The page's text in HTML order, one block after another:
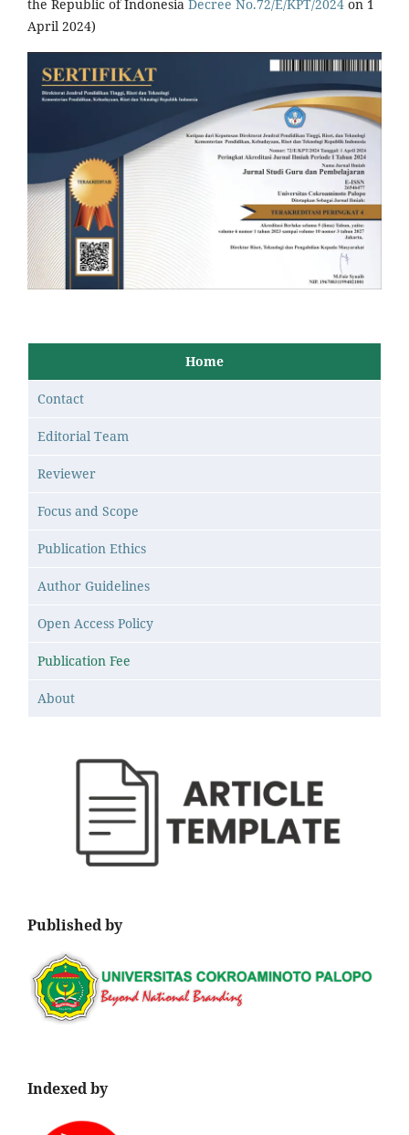
the Republic of Indonesia Decree No.72/E/KPT/2024 on 1
April 2024)
Home
Contact
Editorial Team
Reviewer
Focus and Scope
Publication Ethics
Author Guidelines
Open Access Policy
Publication Fee
About
Published by
Indexed by